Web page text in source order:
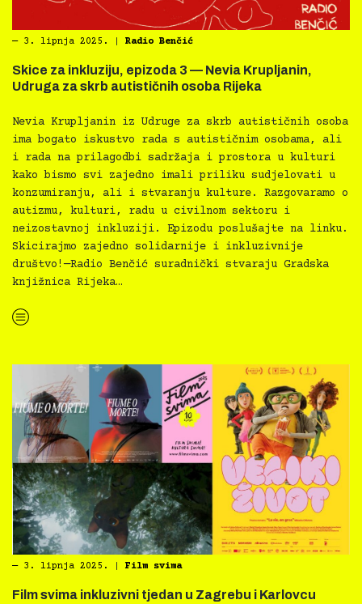
― 3. lipnja 2025. Radio Benčić
Skice za inkluziju, epizoda 3 — Nevia Krupljanin,
Udruga za skrb autističnih osoba Rijeka
Nevia Krupljanin iz Udruge za skrb autističnih osoba
ima bogato iskustvo rada s autističnim osobama, ali
i rada na prilagodbi sadržaja i prostora u kulturi
kako bismo svi zajedno imali priliku sudjelovati u
konzumiranju, ali i stvaranju kulture. Razgovaramo o
autizmu, kulturi, radu u civilnom sektoru i
neizostavnoj inkluziji. Epizodu poslušajte na linku.
Skicirajmo zajedno solidarnije i inkluzivnije
društvo!—Radio Benčić suradnički stvaraju Gradska
knjižnica Rijeka…
“Skice za inkluziju, epizoda 3 — Nevia Krupljanin, Udruga za skrb autističnih osoba Rijeka”
― 3. lipnja 2025. Film svima
Film svima inkluzivni tjedan u Zagrebu i Karlovcu